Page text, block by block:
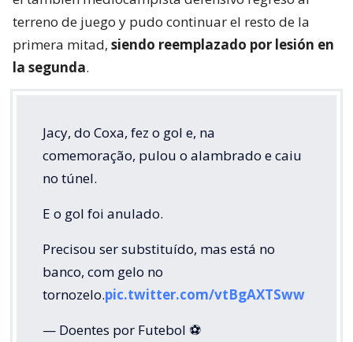
terreno de juego y pudo continuar el resto de la
primera mitad, siendo reemplazado por lesión en
la segunda.
Jacy, do Coxa, fez o gol e, na
comemoração, pulou o alambrado e caiu
no túnel.
E o gol foi anulado.
Precisou ser substituído, mas está no
banco, com gelo no
tornozelo.pic.twitter.com/vtBgAXTSww
— Doentes por Futebol ⚽